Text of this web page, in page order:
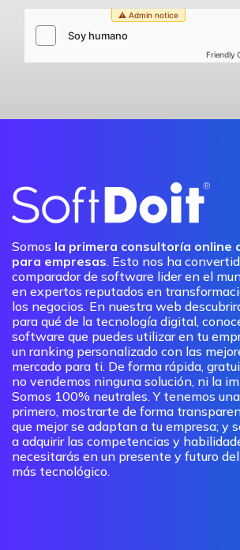
Friendly
Somos la primera consultoría online
para empresas. Esto nos ha
comparador de software lider en el
en expertos reputados en
los negocios. En nuestra web
para qué de la tecnología digital,
software que puedes utilizar en tu
un ranking personalizado con las
mercado para ti. De forma rápida,
no vendemos ninguna solución, ni la
Somos 100% neutrales. Y tenemos
primero, mostrarte de forma
que mejor se adaptan a tu empresa; y
a adquirir las competencias y
necesitarás en un presente y futuro
más tecnológico.